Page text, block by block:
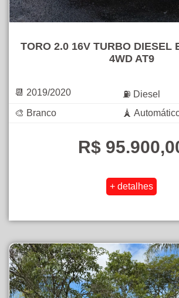
TORO 2.0 16V TURBO DIESEL
4WD AT9
📆 2019/2020
⛽ Diesel
🎨 Branco
🗼
R$